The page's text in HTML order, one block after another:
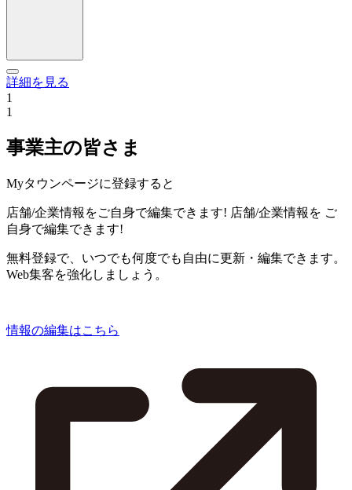
詳細を見る
1
1
事業主の皆さま
Myタウンページに登録すると
店舗/企業情報をご自身で編集できます! 店舗/企業情報を ご
自身で編集できます!
無料登録で、いつでも何度でも自由に更新・編集できます。
Web集客を強化しましょう。
情報の編集はこちら